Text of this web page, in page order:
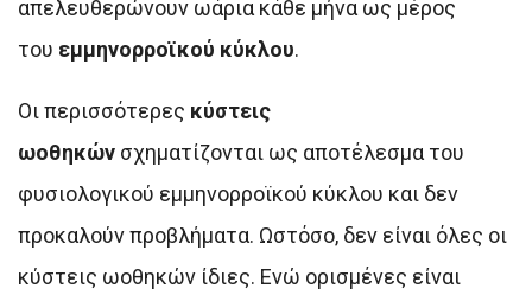
απελευθερώνουν ωάρια κάθε μήνα ως μέρος
του εμμηνορροϊκού κύκλου.
Οι περισσότερες κύστεις
ωοθηκών σχηματίζονται ως αποτέλεσμα του
φυσιολογικού εμμηνορροϊκού κύκλου και δεν
προκαλούν προβλήματα. Ωστόσο, δεν είναι όλες οι
κύστεις ωοθηκών ίδιες. Ενώ ορισμένες είναι